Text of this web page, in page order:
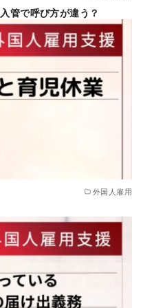
管で呼び方が違う？
外国人雇用